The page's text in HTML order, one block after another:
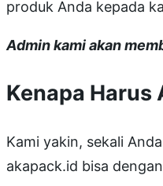
produk Anda kepada
Admin kami akan
Kenapa Harus
Kami yakin, sekali
akapack.id bisa dengan